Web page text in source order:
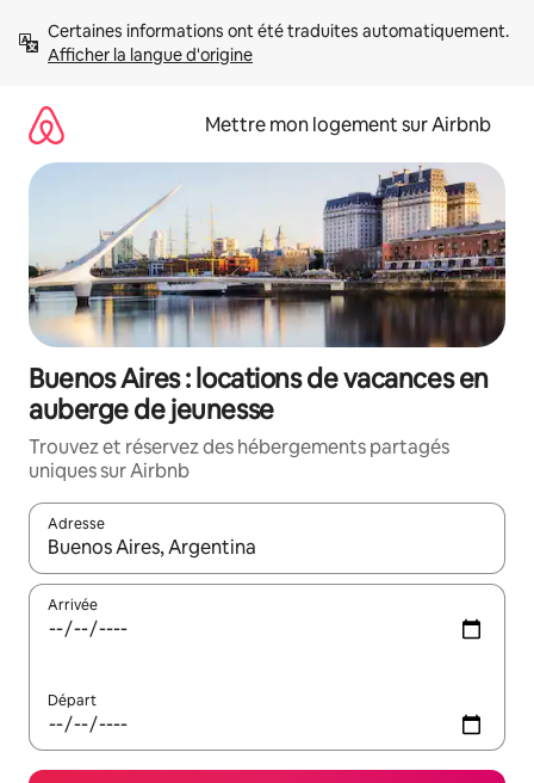
directement
Afficher la langue d'origine
Mettre mon logement sur Airbnb
Buenos Aires : locations de vacances en
auberge de jeunesse
Trouvez et réservez des hébergements partagés
uniques sur Airbnb
Adresse
Lorsque les résultats s'affichent, utilisez les flèches vers le
Arrivée
Départ